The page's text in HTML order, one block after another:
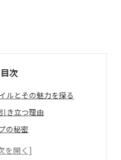
目次
ルとその魅力を探る
き立つ理由
の秘密
した調理法